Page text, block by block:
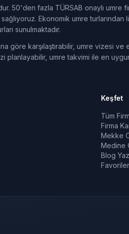
50'den fazla TÜRSAB onaylı umre
Ekonomik umre turlarından
sunulmaktadır.
göre karşılaştırabilir, umre vizesi ve
planlayabilir, umre takvimi ile en
Keşfet
Tüm
Firma
Mekke
Medine
Blog